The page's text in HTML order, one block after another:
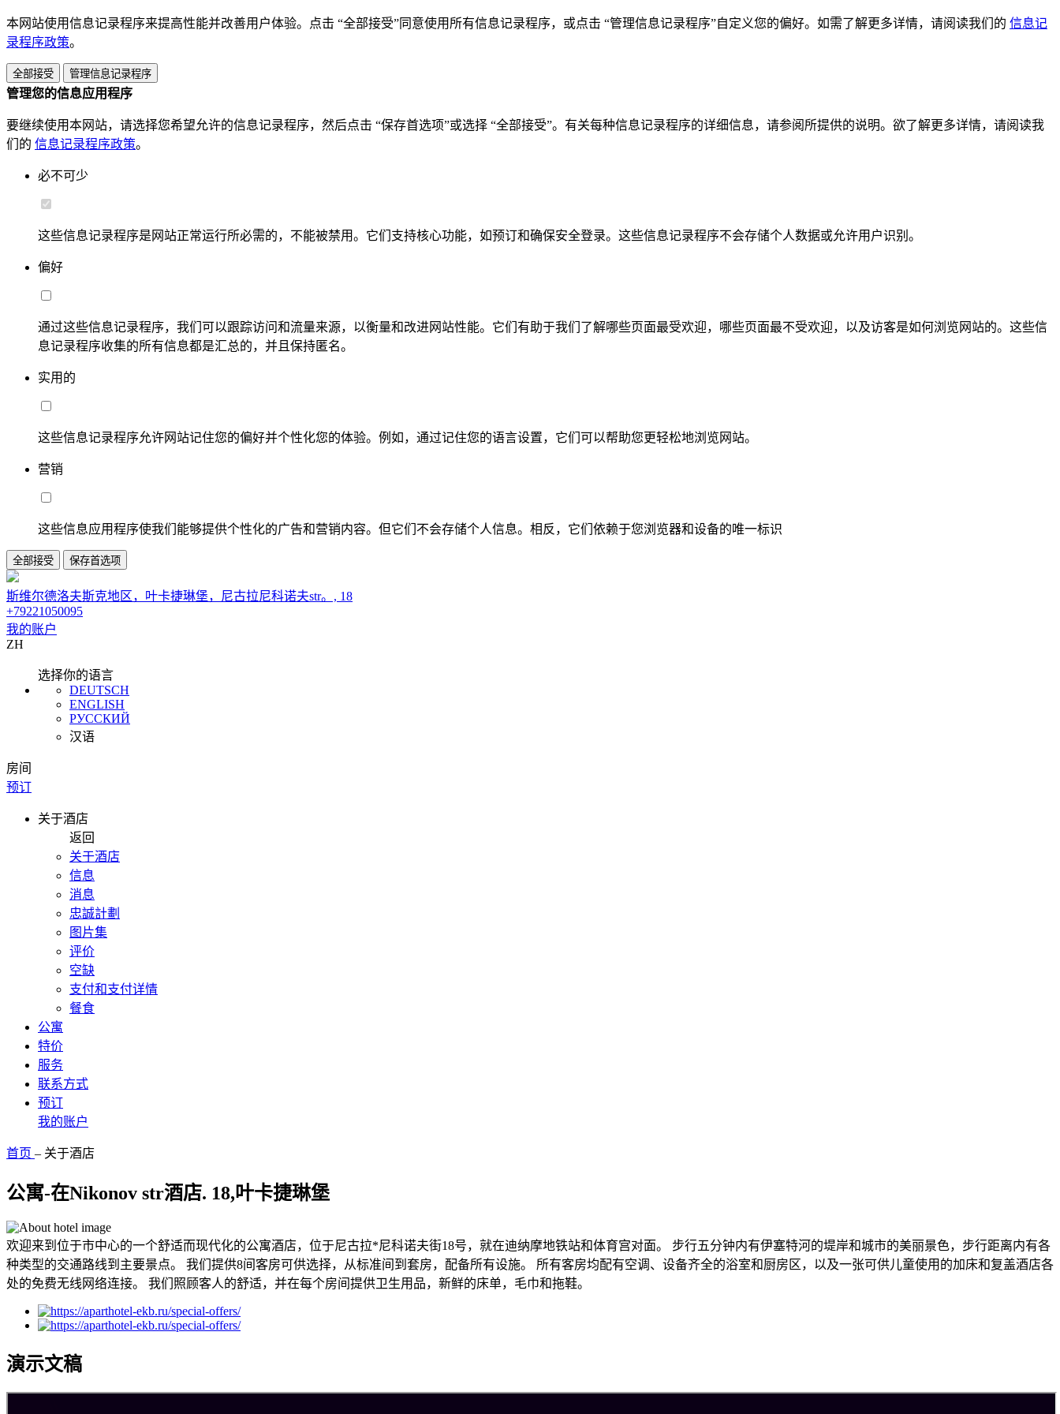
本网站使用信息记录程序来提高性能并改善用户体验。点击 “全部接受”同意使用所有信息记录程序，或点击 “管理信息记录程序”自定义您的偏好。如需了解更多详情，请阅读我们的 信息记
录程序政策。
全部接受 管理信息记录程序
管理您的信息应用程序
要继续使用本网站，请选择您希望允许的信息记录程序，然后点击 “保存首选项”或选择 “全部接受”。有关每种信息记录程序的详细信息，请参阅所提供的说明。欲了解更多详情，请阅读我
们的 信息记录程序政策。
必不可少
这些信息记录程序是网站正常运行所必需的，不能被禁用。它们支持核心功能，如预订和确保安全登录。这些信息记录程序不会存储个人数据或允许用户识别。
偏好
通过这些信息记录程序，我们可以跟踪访问和流量来源，以衡量和改进网站性能。它们有助于我们了解哪些页面最受欢迎，哪些页面最不受欢迎，以及访客是如何浏览网站的。这些信
息记录程序收集的所有信息都是汇总的，并且保持匿名。
实用的
这些信息记录程序允许网站记住您的偏好并个性化您的体验。例如，通过记住您的语言设置，它们可以帮助您更轻松地浏览网站。
营销
这些信息应用程序使我们能够提供个性化的广告和营销内容。但它们不会存储个人信息。相反，它们依赖于您浏览器和设备的唯一标识
全部接受 保存首选项
斯维尔德洛夫斯克地区，叶卡捷琳堡，尼古拉尼科诺夫str。, 18
+79221050095
我的账户
ZH
选择你的语言
DEUTSCH
ENGLISH
РУССКИЙ
汉语
房间
预订
关于酒店
返回
关于酒店
信息
消息
忠誠計劃
图片集
评价
空缺
支付和支付详情
餐食
公寓
特价
服务
联系方式
预订
我的账户
首页 – 关于酒店
公寓-在Nikonov str酒店. 18,叶卡捷琳堡
欢迎来到位于市中心的一个舒适而现代化的公寓酒店，位于尼古拉*尼科诺夫街18号，就在迪纳摩地铁站和体育宫对面。 步行五分钟内有伊塞特河的堤岸和城市的美丽景色，步行距离内有各
种类型的交通路线到主要景点。 我们提供8间客房可供选择，从标准间到套房，配备所有设施。 所有客房均配有空调、设备齐全的浴室和厨房区，以及一张可供儿童使用的加床和复盖酒店各
处的免费无线网络连接。 我们照顾客人的舒适，并在每个房间提供卫生用品，新鲜的床单，毛巾和拖鞋。
演示文稿